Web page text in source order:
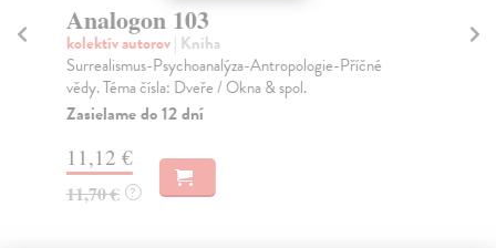
Analogon 103
kolektív autorov| Kniha
Surrealismus-Psychoanalýza-Antropologie-Příčné
vědy. Téma čísla: Dveře / Okna & spol.
Zasielame do 12 dní
11,12 €
11,70 € ?